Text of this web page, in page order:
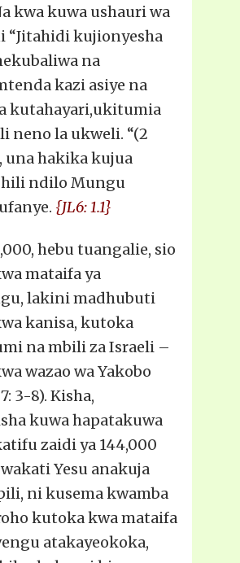
kwa kuwa ushauri wa
“Jitahidi kujionyesha
na
kazi asiye na
kutahayari,ukitumia
neno la ukweli. “(2
una hakika kujua
hili ndilo Mungu
{JL6: 1.1}
hebu tuangalie, sio
mataifa ya
lakini madhubuti
kanisa, kutoka
na mbili za Israeli –
wazao wa Yakobo
3-8). Kisha,
kuwa hapatakuwa
zaidi ya 144,000
Yesu anakuja
ni kusema kwamba
kutoka kwa mataifa
atakayeokoka,